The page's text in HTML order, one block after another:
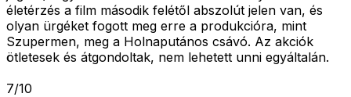
életérzés a film második felétől abszolút jelen van, és
olyan ürgéket fogott meg erre a produkcióra, mint
Szupermen, meg a Holnaputános csávó. Az akciók
ötletesek és átgondoltak, nem lehetett unni egyáltalán.
7/10